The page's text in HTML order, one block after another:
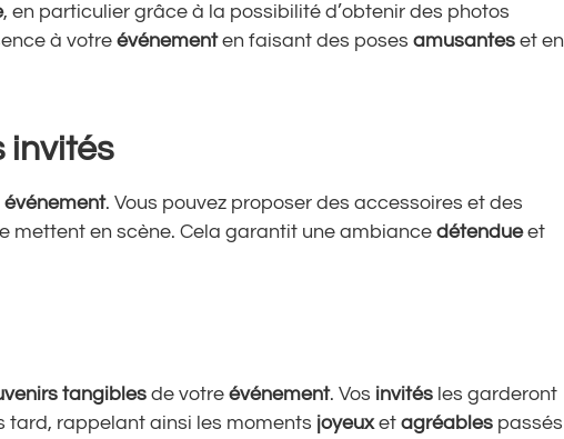
, en particulier grâce à la possibilité d’obtenir des photos
à votre événementen faisant des poses amusantes et en
invités
événement. Vous pouvez proposer des accessoires et des
mettent en scène. Cela garantit une ambiance détendueet
tangibles de votre événement. Vos invités les garderont
tard, rappelant ainsi les moments joyeuxet agréables passés